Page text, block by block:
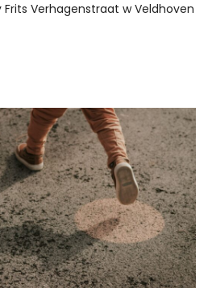
Verhagenstraat w Veldhoven